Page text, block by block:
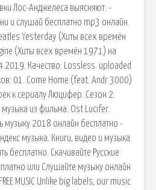
Лос-Анджелеса выясняют. -
и слушай бесплатно mp3 онлайн.
Yesterday (Хиты всех времён
(Хиты всех времён 1971) на
Качество: Lossless. uploaded
01. Come Home (feat. Andr 3000)
к сериалу Люцифер. Сезон 2:
музыка из фильма. Ost Lucifer.
музыку 2018 онлайн бесплатно -
музыка. Книги, видео и музыка
бесплатно. Скачивайте Русские
или Слушайте музыку онлайн
MUSIC Unlike big labels, our music